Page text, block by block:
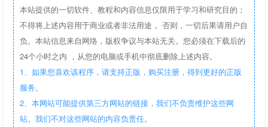
本站提供的一切软件、教程和内容信息仅限用于学习和研究目的；
不得将上述内容用于商业或者非法用途， 否则，一切后果请用户自
负。本站信息来自网络，版权争议与本站无关。您必须在下载后的
24个小时之内 ，从您的电脑或手机中彻底删除上述内容。
1、如果您喜欢该程序，请支持正版，购买注册，得到更好的正版
服务。
2、本网站可能提供第三方网站的链接，我们不负责维护这些网
站。我们不对这些网站的内容负责任。